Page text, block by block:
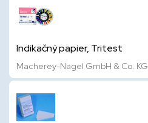
Indikačný papier, Tritest
Macherey-Nagel GmbH & Co. KG